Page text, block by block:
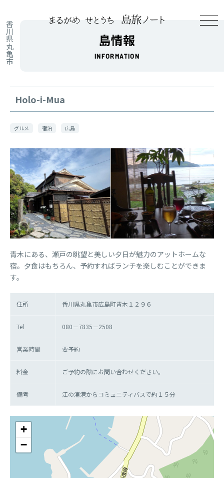
香川県丸亀市 島情報
INFORMATION
Holo-i-Mua
グルメ 宿泊 広島
青木にある、瀬戸の眺望と美しい夕日が魅力のアットホームな
宿。夕食はもちろん、予約すればランチを楽しむことができま
す。
住所 香川県丸亀市広島町青木１２９６
Tel 080－7835－2508
営業時間 要予約
料金 ご予約の際にお問い合わせください。
備考 江の浦港からコミュニティバスで約１５分
+
−